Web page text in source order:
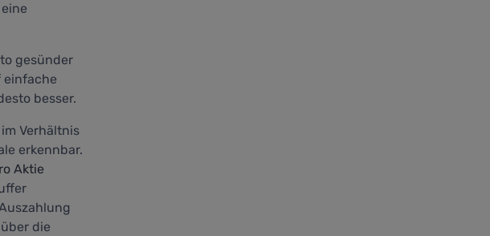
gesünder
einfache
besser.
Verhältnis
erkennbar.
Aktie
die